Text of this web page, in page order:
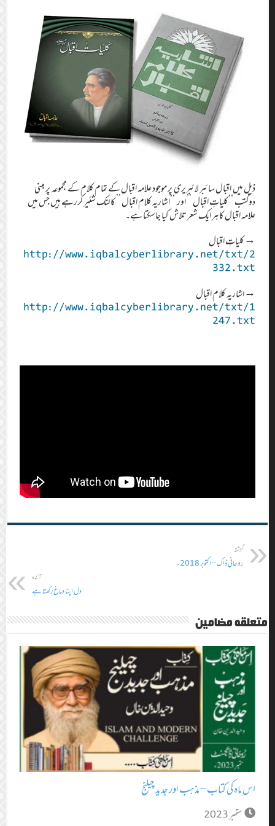
ذیل میں اقبال سائبر لائبریری پر موجود علامہ اقبال کے تمام کلام کے مجموعہ پر مبنی
دوکتب ‘‘کلیاتِ اقبال ’’ اور ‘‘اشاریہ کلام اقبال ’’ کا لنک شئیر کررہے ہیں جس میں
علامہ اقبال کا ہر ایک شعر تلاش کیا جاسکتا ہے۔
→کلیاتِ اقبال
http://www.iqbalcyberlibrary.net/txt/2
332.txt
→اشاریہ کلام اقبال
http://www.iqbalcyberlibrary.net/txt/1
247.txt
گزشتہ
روحانی ڈاک – اکتوبر 2018ء
آئندہ
دل اپنا دماغ رکھتا ہے
متعلقہ مضامین
اس ماہ کی کتاب – مذہب اور جدید چیلنج
ستمبر 2023